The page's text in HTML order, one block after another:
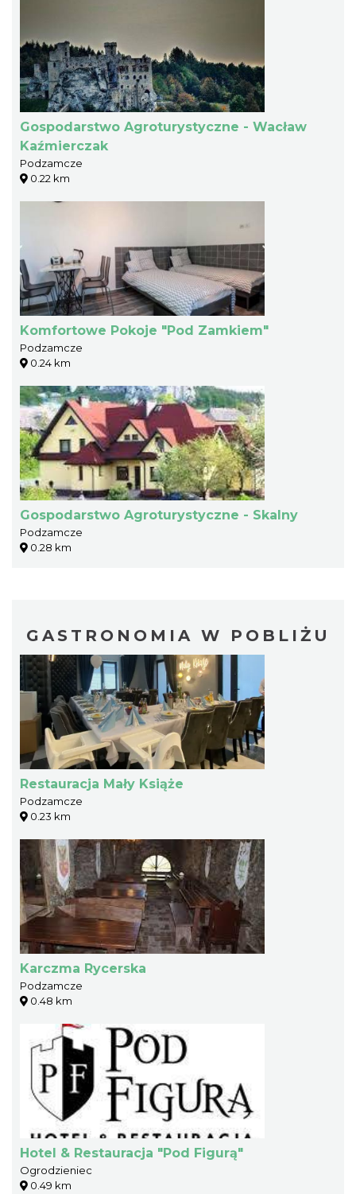
Gospodarstwo Agroturystyczne - Wacław
Kaźmierczak
Podzamcze
0.22 km
Komfortowe Pokoje "Pod Zamkiem"
Podzamcze
0.24 km
Gospodarstwo Agroturystyczne - Skalny
Podzamcze
0.28 km
GASTRONOMIA W POBLIŻU
Restauracja Mały Książe
Podzamcze
0.23 km
Karczma Rycerska
Podzamcze
0.48 km
Hotel & Restauracja "Pod Figurą"
Ogrodzieniec
0.49 km